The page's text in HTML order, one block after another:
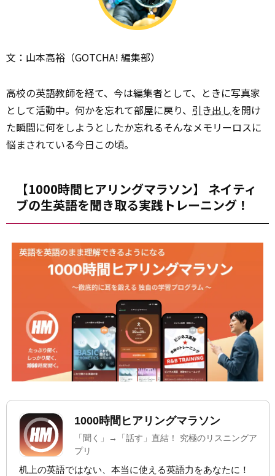
文：山本高裕（GOTCHA! 編集部）
高校の英語教師を経て、今は編集者として、ときに写真家
として活動中。何かを忘れて部屋に戻り、 引き出しを開け
た瞬間に何をしようとしたか忘れる――そんなメモリーロスに
悩まされている今日この頃。
【1000時間ヒアリングマラソン】 ネイティ
ブの生英語を聞き取る実践トレーニング！